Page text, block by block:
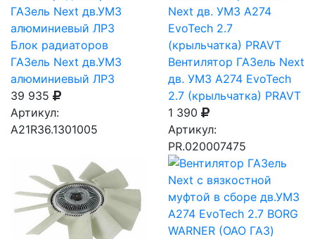
Блок радиаторов
ГАЗель Next дв.УМЗ
алюминиевый ЛРЗ
39 935
Артикул:
A21R36.1301005
Вентилятор ГАЗель Next
дв. УМЗ А274 EvoTech
2.7 (крыльчатка) PRAVT
1 390
Артикул:
PR.020007475